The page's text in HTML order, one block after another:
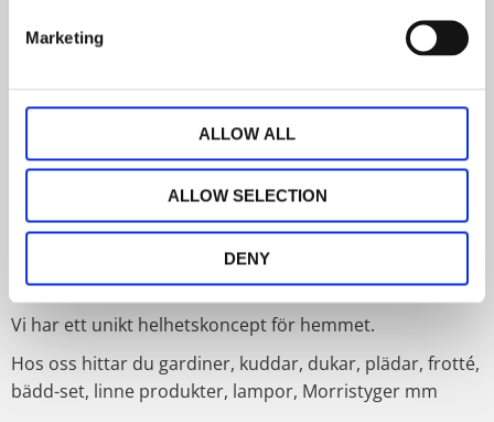
Marketing
ALLOW ALL
ALLOW SELECTION
DENY
PRENUMERERA
Dina personuppgifter behandlas i enlighet med vårintegritetspolicy
Om Trendhuset
Välkommen till oss på Trendhuset webshop.
Vi har ett unikt helhetskoncept för hemmet.
Hos oss hittar du gardiner, kuddar, dukar, plädar, frotté,
bädd-set, linne produkter, lampor, Morristyger mm